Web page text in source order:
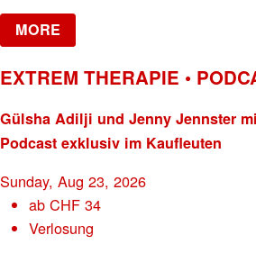
MORE
EXTREM THERAPIE •
Gülsha Adilji und Jenny Jennster
Podcast exklusiv im Kaufleuten
Sunday, Aug 23, 2026
abCHF 34
Verlosung